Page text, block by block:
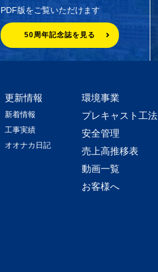
PDF版をご覧いただけます
50周年記念誌を見る
更新情報
新着情報
工事実績
オオナカ日記
環境事業
プレキャスト工法
安全管理
売上高推移表
動画一覧
お客様へ